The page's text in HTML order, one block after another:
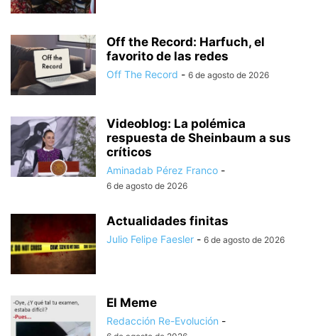
Off the Record: Harfuch, el
favorito de las redes
Off The Record - 6 de agosto de 2026
Videoblog: La polémica
respuesta de Sheinbaum a sus
críticos
Aminadab Pérez Franco -
6 de agosto de 2026
Actualidades finitas
Julio Felipe Faesler - 6 de agosto de 2026
El Meme
Redacción Re-Evolución -